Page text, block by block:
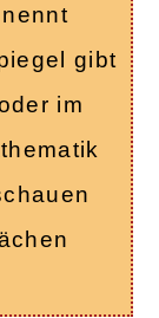
gibt
im